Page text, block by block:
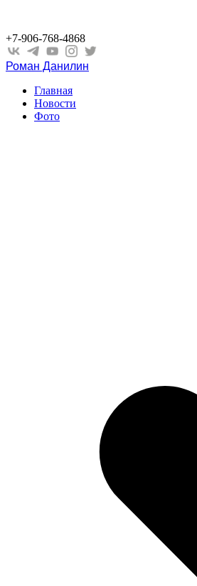
+7-906-768-4868
Роман Данилин
Главная
Новости
Фото